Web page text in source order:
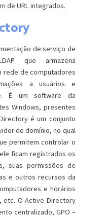
de URL integrados.
de serviço de
que armazena
rede de computadores
a usuários e
É um software da
Windows, presentes
é um conjunto
de domínio, no qual
permitem controlar o
ficam registrados os
suas permissões de
e outros recursos da
e horários
etc. O Active Directory
centralizado, GPO –